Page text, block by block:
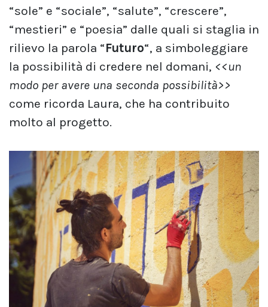
“sole” e “sociale”, “salute”, “crescere”,
“mestieri” e “poesia” dalle quali si staglia in
rilievo la parola “Futuro“, a simboleggiare
la possibilità di credere nel domani, <<un
modo per avere una seconda possibilità>>
come ricorda Laura, che ha contribuito
molto al progetto.